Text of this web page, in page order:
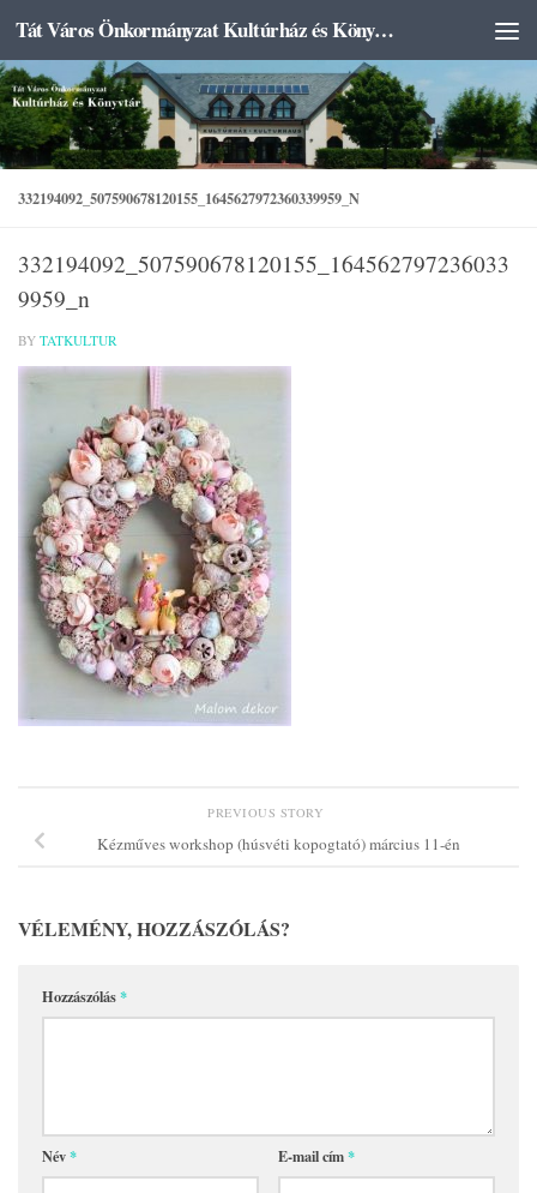
Skip to content Tát Város Önkormányzat Kultúrház és Könyvtár
332194092_507590678120155_1645627972360339959_N
332194092_507590678120155_164562797236033
9959_n
BY TATKULTUR
PREVIOUS STORY
Kézműves workshop (húsvéti kopogtató) március 11-én
VÉLEMÉNY, HOZZÁSZÓLÁS?
Hozzászólás*
Név* E-mail cím*